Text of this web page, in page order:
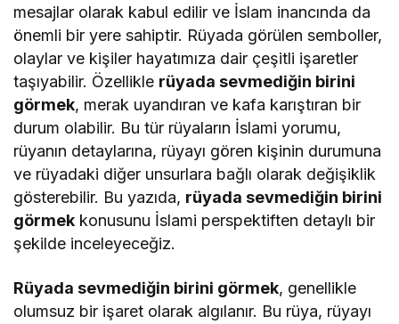
mesajlar olarak kabul edilir ve İslam inancında da
önemli bir yere sahiptir. Rüyada görülen semboller,
olaylar ve kişiler hayatımıza dair çeşitli işaretler
taşıyabilir. Özellikle rüyada sevmediğin birini
görmek, merak uyandıran ve kafa karıştıran bir
durum olabilir. Bu tür rüyaların İslami yorumu,
rüyanın detaylarına, rüyayı gören kişinin durumuna
ve rüyadaki diğer unsurlara bağlı olarak değişiklik
gösterebilir. Bu yazıda, rüyada sevmediğin birini
görmek konusunu İslami perspektiften detaylı bir
şekilde inceleyeceğiz.
Rüyada sevmediğin birini görmek, genellikle
olumsuz bir işaret olarak algılanır. Bu rüya, rüyayı